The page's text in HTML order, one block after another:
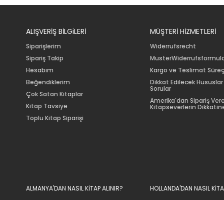
ALIŞVERİŞ BİLGiLERİ
Siparişlerim
Sipariş Takip
Hesabım
Beğendiklerim
Çok Satan Kitaplar
Kitap Tavsiye
Toplu Kitap Siparişi
MÜŞTERİ HİZMETLERİ
Widerrufsrecht
Kargo ve Teslimat
Dikkat Edilecek Hususlar
Sorular
Amerika'dan Sipariş
Kitapseverlerin
ALMANYA'DAN NASIL KİTAP ALINIR? HOLLANDA'DAN NASIL